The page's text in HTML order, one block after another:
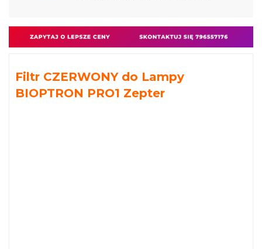
Filtr CZERWONY do Lampy
BIOPTRON PRO1 Zepter